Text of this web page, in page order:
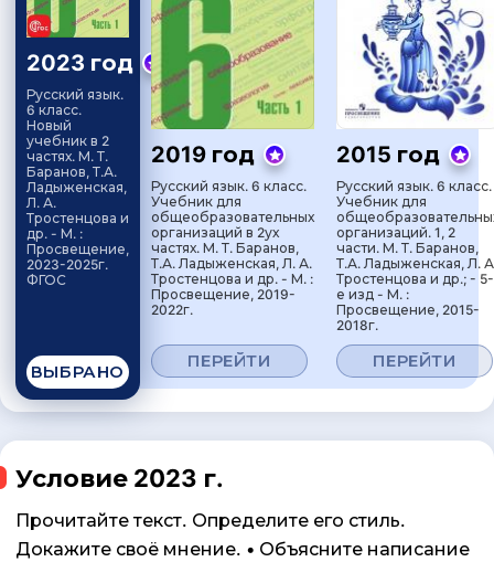
2023 год
Русский язык.
6 класс.
Новый
учебник в 2
частях. М. Т.
Баранов, Т.А.
Ладыженская,
Л. А.
Тростенцова и
др. - М. :
Просвещение,
2023-2025г.
ФГОС
ВЫБРАНО
2019 год
Русский язык. 6 класс.
Учебник для
общеобразовательных
организаций в 2ух
частях. М. Т. Баранов,
Т.А. Ладыженская, Л. А.
Тростенцова и др. - М. :
Просвещение, 2019-
2022г.
ПЕРЕЙТИ
2015 год
Русский язык. 6 класс.
Учебник для
организаций. 1, 2
части. М. Т. Баранов,
Т.А. Ладыженская, Л.
Тростенцова и др.; - 5-
е изд - М. :
Просвещение, 2015-
2018г.
ПЕРЕЙТИ
Условие 2023 г.
Прочитайте текст. Определите его стиль.
Докажите своё мнение. • Объясните написание